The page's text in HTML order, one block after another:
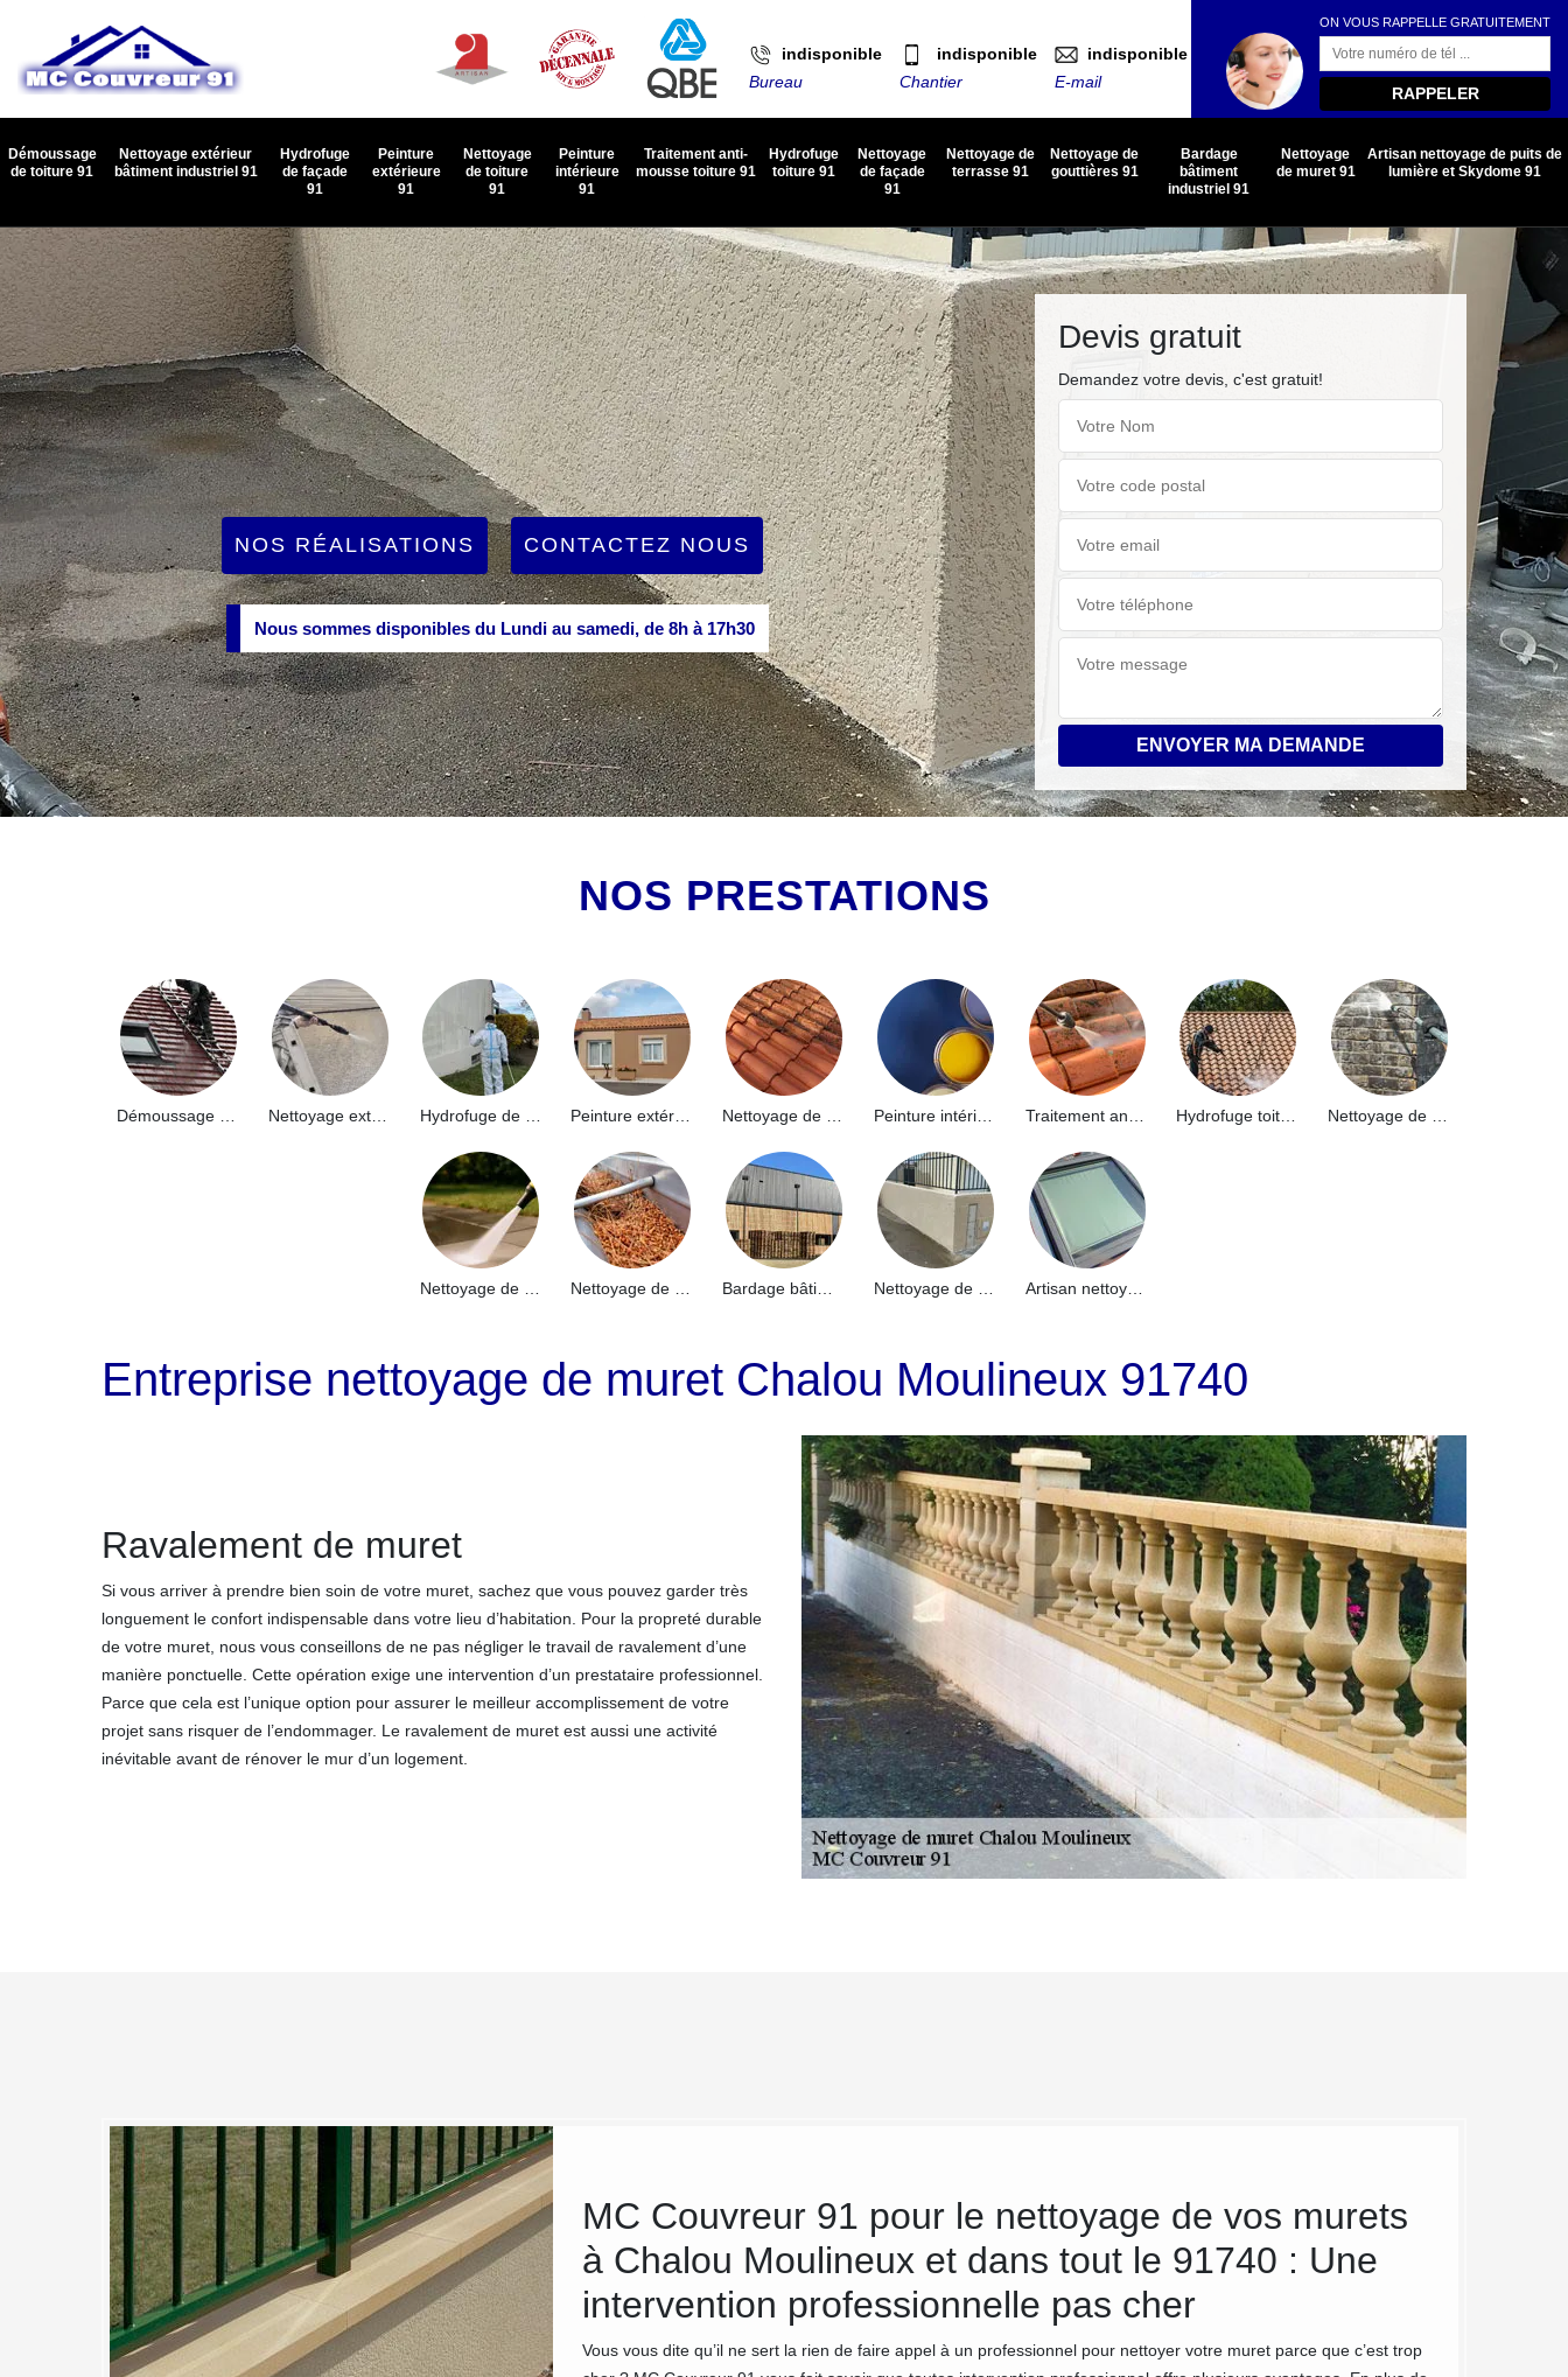
indisponible
Bureau
indisponible
Chantier
indisponible
E-mail
ON VOUS RAPPELLE GRATUITEMENT
Démoussage
de toiture 91
Nettoyage extérieur
bâtiment industriel 91
Hydrofuge
de façade
91
Peinture
extérieure
91
Nettoyage
de toiture
91
Peinture
intérieure
91
Traitement anti-
mousse toiture 91
Hydrofuge
toiture 91
Nettoyage
de façade
91
Nettoyage de
terrasse 91
Nettoyage de
gouttières 91
Bardage
bâtiment
industriel 91
Nettoyage
de muret 91
Artisan nettoyage de puits de
lumière et Skydome 91
NOS RÉALISATIONS CONTACTEZ NOUS
Nous sommes disponibles du Lundi au samedi, de 8h à 17h30
Devis gratuit
Demandez votre devis, c'est gratuit!
NOS PRESTATIONS
Nettoyage extérieur bâtiment industriel 91 Peinture intérieure 91
Artisan nettoyage de puits de lumière et Skydome 91
Entreprise nettoyage de muret Chalou Moulineux 91740
Ravalement de muret
Si vous arriver à prendre bien soin de votre muret, sachez que vous pouvez garder très
longuement le confort indispensable dans votre lieu d’habitation. Pour la propreté durable
de votre muret, nous vous conseillons de ne pas négliger le travail de ravalement d’une
manière ponctuelle. Cette opération exige une intervention d’un prestataire professionnel.
Parce que cela est l’unique option pour assurer le meilleur accomplissement de votre
projet sans risquer de l’endommager. Le ravalement de muret est aussi une activité
inévitable avant de rénover le mur d’un logement.
: Un savoir-faire unique en
années d’expérience en entretien de murs extérieurs qui ont valu sa
le 91740, nos clients qui ont déjà eu recours à notre aide nous ont souvent
pas hésité de se fidéliser à nos services. D’ailleurs, nous sommes
MC Couvreur 91 pour le nettoyage de vos murets
à Chalou Moulineux et dans tout le 91740 : Une
intervention professionnelle pas cher
Vous vous dite qu’il ne sert la rien de faire appel à un professionnel pour nettoyer votre muret parce que c’est trop